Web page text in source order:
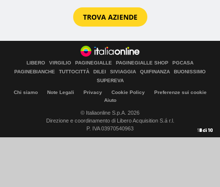
1di10
2di10
3di10
4di10
5di10
6di10
7di10
8di10
9di10
10di10
TROVA AZIENDE
LIBERO VIRGILIO PAGINEGIALLE PAGINEGIALLE SHOP
PGCASA
PAGINEBIANCHE
TUTTOCITTÀ DILEI SIVIAGGIA QUIFINANZA
BUONISSIMO
SUPEREVA
Chi siamo Note Legali Privacy Cookie Policy
Preferenze sui cookie
Aiuto
© Italiaonline S.p.A. 2026
Direzione e coordinamento di Libero Acquisition S.á r.l.
P. IVA 03970540963